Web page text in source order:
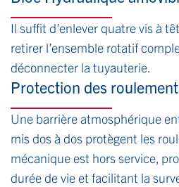
Il suffit d’enlever quatre vis à
retirer l’ensemble rotatif
déconnecter la tuyauterie.
Protection des
Une barrière atmosphérique
mis dos à dos protègent les
mécanique est hors service,
durée de vie et facilitant la